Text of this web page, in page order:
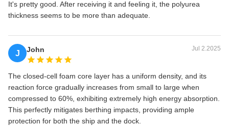
It's pretty good. After receiving it and feeling it, the polyurea
thickness seems to be more than adequate.
J John Jul 2.2025
The closed-cell foam core layer has a uniform density, and its
reaction force gradually increases from small to large when
compressed to 60%, exhibiting extremely high energy absorption.
This perfectly mitigates berthing impacts, providing ample
protection for both the ship and the dock.